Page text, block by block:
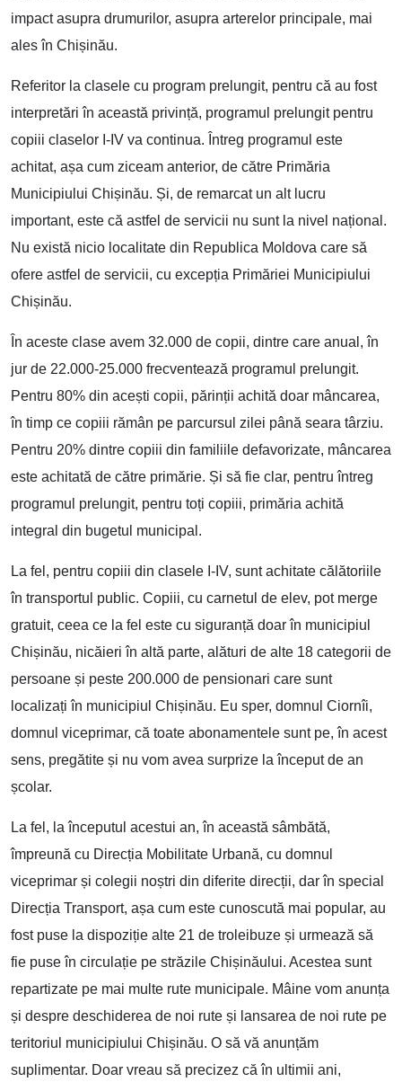
impact asupra drumurilor, asupra arterelor principale, mai
ales în Chișinău.
Referitor la clasele cu program prelungit, pentru că au fost
interpretări în această privință, programul prelungit pentru
copiii claselor I-IV va continua. Întreg programul este
achitat, așa cum ziceam anterior, de către Primăria
Municipiului Chișinău. Și, de remarcat un alt lucru
important, este că astfel de servicii nu sunt la nivel național.
Nu există nicio localitate din Republica Moldova care să
ofere astfel de servicii, cu excepția Primăriei Municipiului
Chișinău.
În aceste clase avem 32.000 de copii, dintre care anual, în
jur de 22.000-25.000 frecventează programul prelungit.
Pentru 80% din acești copii, părinții achită doar mâncarea,
în timp ce copiii rămân pe parcursul zilei până seara târziu.
Pentru 20% dintre copiii din familiile defavorizate, mâncarea
este achitată de către primărie. Și să fie clar, pentru întreg
programul prelungit, pentru toți copiii, primăria achită
integral din bugetul municipal.
La fel, pentru copiii din clasele I-IV, sunt achitate călătoriile
în transportul public. Copiii, cu carnetul de elev, pot merge
gratuit, ceea ce la fel este cu siguranță doar în municipiul
Chișinău, nicăieri în altă parte, alături de alte 18 categorii de
persoane și peste 200.000 de pensionari care sunt
localizați în municipiul Chișinău. Eu sper, domnul Ciornîi,
domnul viceprimar, că toate abonamentele sunt pe, în acest
sens, pregătite și nu vom avea surprize la început de an
școlar.
La fel, la începutul acestui an, în această sâmbătă,
împreună cu Direcția Mobilitate Urbană, cu domnul
viceprimar și colegii noștri din diferite direcții, dar în special
Direcția Transport, așa cum este cunoscută mai popular, au
fost puse la dispoziție alte 21 de troleibuze și urmează să
fie puse în circulație pe străzile Chișinăului. Acestea sunt
repartizate pe mai multe rute municipale. Mâine vom anunța
și despre deschiderea de noi rute și lansarea de noi rute pe
teritoriul municipiului Chișinău. O să vă anunțăm
suplimentar. Doar vreau să precizez că în ultimii ani,